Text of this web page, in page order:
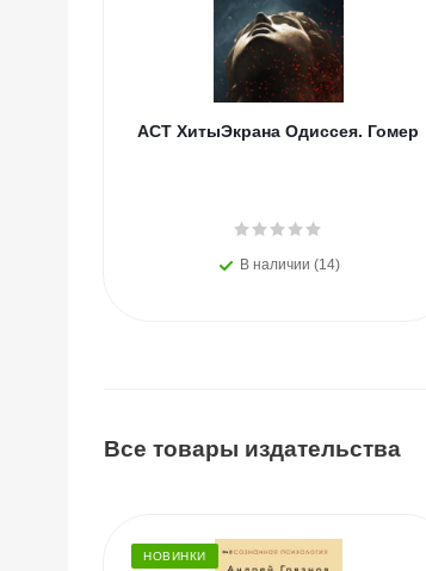
АСТ ХитыЭкрана Одиссея. Гомер
В наличии (14)
Все товары издательства
НОВИНКИ